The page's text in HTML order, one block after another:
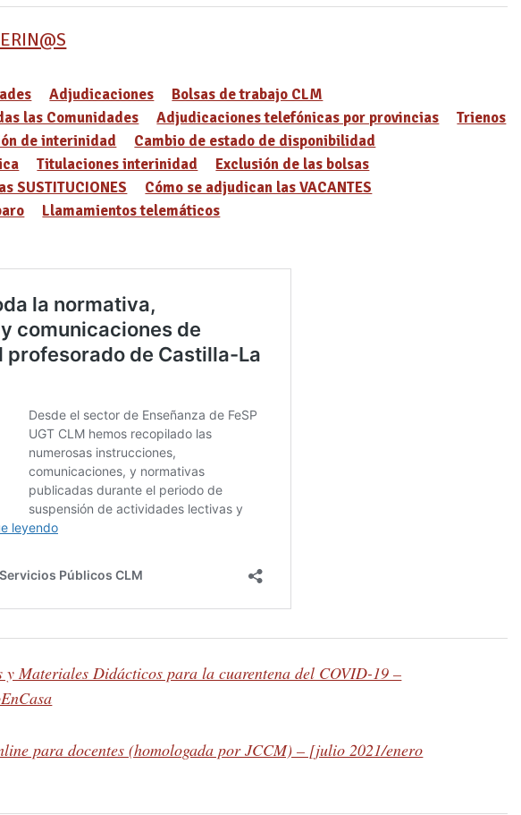
Adjudicaciones
Bolsas de trabajo CLM
las Comunidades
Adjudicaciones telefónicas por provincias
Trienos
de interinidad
Cambio de estado de disponibilidad
Titulaciones interinidad
Exclusión de las bolsas
SUSTITUCIONES
Cómo se adjudican las VACANTES
Llamamientos telemáticos
y Materiales Didácticos para la cuarentena del COVID-19 –
para docentes (homologada por JCCM) – [julio 2021/enero